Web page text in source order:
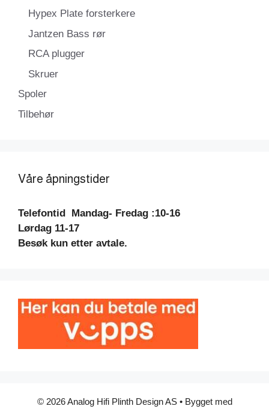
Hypex Plate forsterkere
Jantzen Bass rør
RCA plugger
Skruer
Spoler
Tilbehør
Våre åpningstider
Telefontid Mandag- Fredag :10-16
Lørdag 11-17
Besøk kun etter avtale.
© 2026 Analog Hifi Plinth Design AS• Bygget med